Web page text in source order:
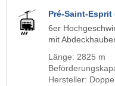
Pré-Saint-Esprit
6er
mit
Länge: 2825 m
Hersteller: